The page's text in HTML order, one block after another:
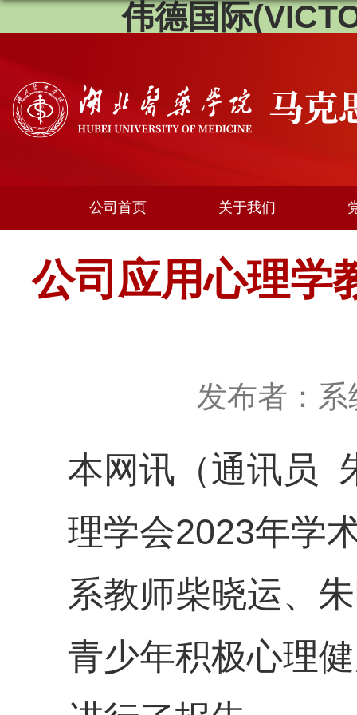
伟德国际
公司首页 关于我们
公司应用心理学
发布者：
本网讯（通讯员
理学会2023年学
系教师柴晓运、
青少年积极心理